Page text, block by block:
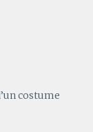
costume